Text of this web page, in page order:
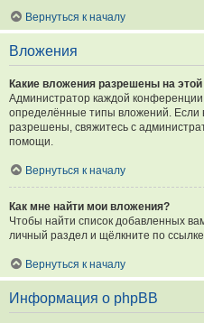
Вернуться к началу
Вложения
Какие вложения разрешены на
Администратор каждой
определённые типы вложений. Если
разрешены, свяжитесь с
помощи.
Вернуться к началу
Как мне найти мои вложения?
Чтобы найти список добавленных
личный раздел и щёлкните по
Вернуться к началу
Информация о phpBB